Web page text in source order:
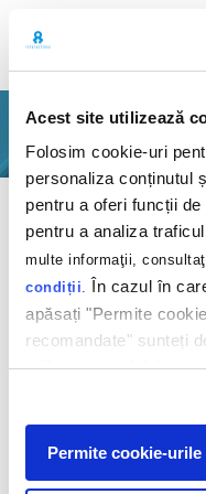
Acest site utilizează
Folosim cookie-uri
personaliza conținutul
pentru a oferi funcții
pentru a analiza
multe informaţii,
condiții. În cazul în
apăsați "Permite
recomandate" sunteți
utilizarea modulelor
Permite cookie-urile
Back
Ai poftă
Ești din